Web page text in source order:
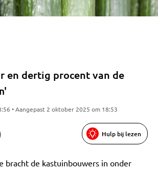
en dertig procent van de
• Aangepast 2 oktober 2025 om 18:53
Hulp bij lezen
bracht de kastuinbouwers in onder